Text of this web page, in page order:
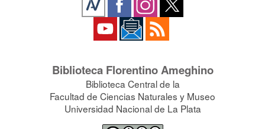
Biblioteca Florentino Ameghino
Biblioteca Central de la
Facultad de Ciencias Naturales y Museo
Universidad Nacional de La Plata